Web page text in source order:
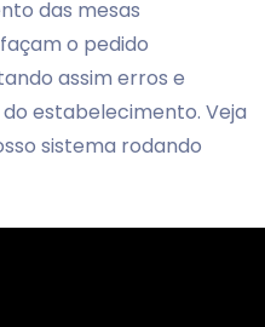
das mesas
o pedido
assim erros e
estabelecimento. Veja
sistema rodando